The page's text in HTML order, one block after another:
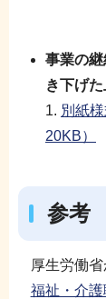
事業の継
き下げ
1. 別紙
20KB）
参考
厚生労働
福祉・介